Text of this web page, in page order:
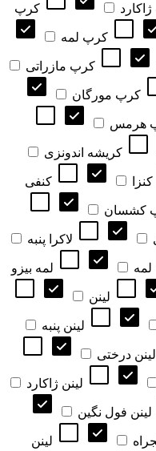
کرپ
کرپ لمه
کرپ مازراتی
کرپ مورگان
هرمس
کریشه اندونزی
کنزا کنفی
کشسان
لاکرا پنبه
لمه لمه بیزو
لینن
لینن پنبه
لینن درختی
لینن ژاکارد
لینن فول نگین
لینن